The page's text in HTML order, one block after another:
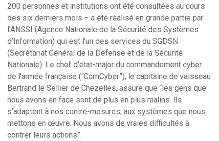
200 personnes et institutions ont été consultées au cours
des six derniers mois – a été réalisé en grande partie par
l’ANSSI (Agence Nationale de la Sécurité des Systèmes
d’Information) qui est l’un des services du SGDSN
(Secrétariat Général de la Défense et de la Sécurité
Nationale). Le chef d’état-major du commandement cyber
de l’armée française (“ComCyber”), le capitaine de vaisseau
Bertrand le Sellier de Chezelles, assure que “les gens que
nous avons en face sont de plus en plus malins. Ils
s’adaptent à nos contre-mesures, aux systèmes que nous
mettons en œuvre. Nous avons de vraies difficultés à
contrer leurs actions”.